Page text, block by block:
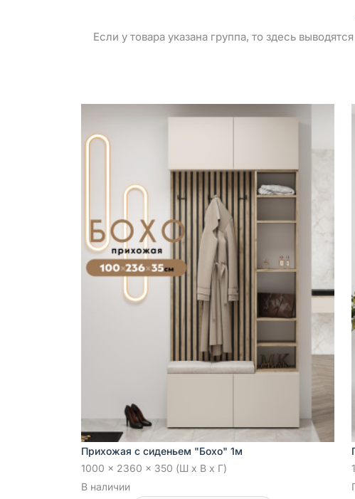
Если у товара указана группа, то здесь
Прихожая с сиденьем "Бохо" 1м
1000 x 2360 x 350 (Ш x В x Г)
В наличии